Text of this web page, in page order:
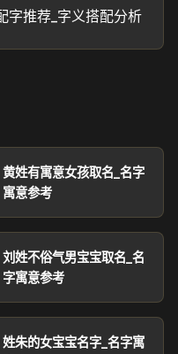
字推荐_字义搭配分析
黄姓有寓意女孩取名_名字
寓意参考
刘姓不俗气男宝宝取名_名
字寓意参考
姓朱的女宝宝名字_名字寓